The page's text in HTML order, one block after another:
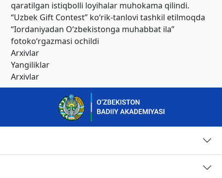
qaratilgan istiqbolli loyihalar muhokama qilindi.
“Uzbek Gift Contest” ko‘rik-tanlovi tashkil etilmoqda
“Iordaniyadan O‘zbekistonga muhabbat ila”
fotoko‘rgazmasi ochildi
Arxivlar
Yangiliklar
Arxivlar